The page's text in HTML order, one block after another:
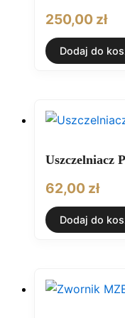
250,00 zł
Dodaj do
Uszczelniacz
62,00 zł
Dodaj do